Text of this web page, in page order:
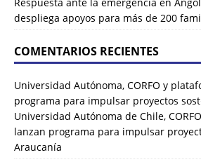
despliega apoyos para más de 200
COMENTARIOS RECIENTES
Universidad Autónoma, CORFO y
programa para impulsar proyectos
Universidad Autónoma de Chile,
lanzan programa para impulsar
Araucanía